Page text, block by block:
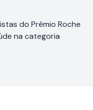
do Prêmio Roche
na categoria